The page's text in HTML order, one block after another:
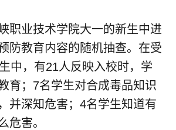
职业技术学院大一的新生中进
防教育内容的随机抽查。在受
中，有21人反映入校时，学
育；7名学生对合成毒品知识
并深知危害；4名学生知道有
危害。